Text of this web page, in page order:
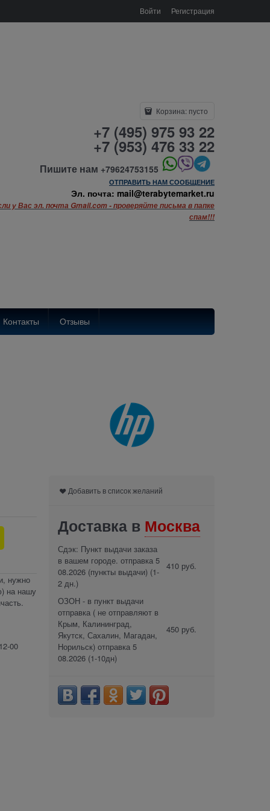
Войти Регистрация
Корзина: пусто
+7 (495) 975 93 22
+7 (953) 476 33 22
Пишите нам +79624753155
ОТПРАВИТЬ НАМ СООБЩЕНИЕ
Эл. почта: mail@terabytemarket.ru
у Вас эл. почта Gmail.com - проверяйте письма в папке
спам!!!
Контакты Отзывы
нужно
на нашу
00
Добавить в список желаний
Доставка в Москва
Сдэк: Пункт выдачи заказа
в вашем городе. отправка 5
08.2026 (пункты выдачи) (1-
2 дн.)
410 руб.
ОЗОН - в пункт выдачи
отправка ( не отправляют в
Крым, Калининград,
Якутск, Сахалин, Магадан,
Норильск) отправка 5
08.2026 (1-10дн)
450 руб.